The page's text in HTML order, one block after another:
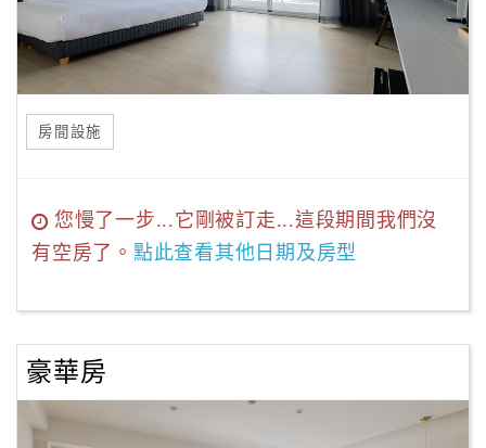
房間設施
您慢了一步...它剛被訂走...這段期間我們沒
有空房了。 點此查看其他日期及房型
豪華房